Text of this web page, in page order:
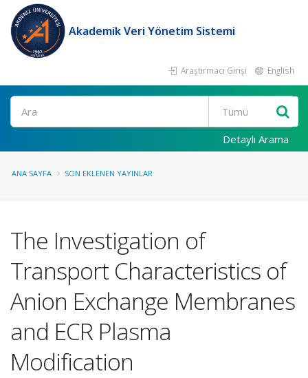
Akademik Veri Yönetim Sistemi
Araştırmacı Girişi English
Ara
Detaylı Arama
ANA SAYFA SON EKLENEN YAYINLAR
The Investigation of
Transport Characteristics of
Anion Exchange Membranes
and ECR Plasma
Modification